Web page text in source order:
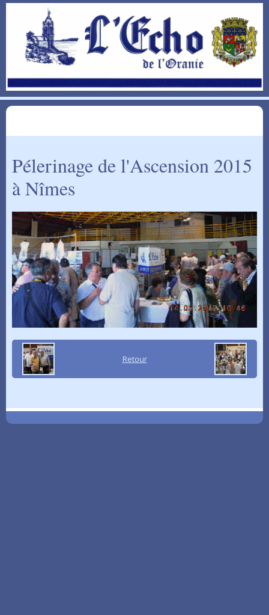
Pélerinage de l'Ascension 2015
à Nîmes
Retour